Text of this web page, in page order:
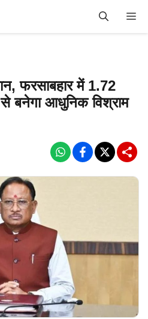
फरसाबहार में 1.72
बनेगा आधुनिक विश्राम